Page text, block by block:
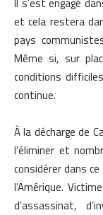
et cela restera
pays
Même si, sur
conditions
continue.
À la décharge de
l’éliminer et
considérer dans
l’Amérique.
d’assassinat,